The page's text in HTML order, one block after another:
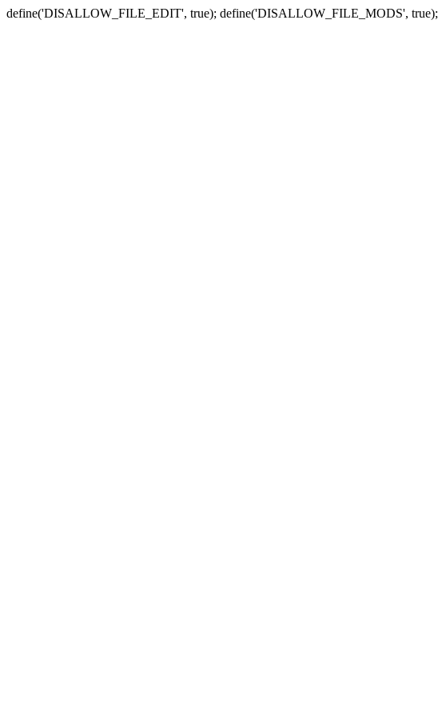
define('DISALLOW_FILE_EDIT', true); define('DISALLOW_FILE_MODS', true);